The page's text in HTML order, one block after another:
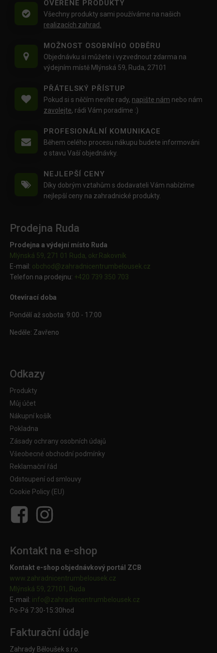
OVĚŘENÉ PRODUKTY
Všechny produkty sami používáme na našich
realizacích zahrad.
MOŽNOST OSOBNÍHO ODBĚRU
Objednávku si můžete i vyzvednout zdarma na
výdejním místě Mlýnská 59, Ruda, 27101
PŘÁTELSKÝ PŘÍSTUP
Pokud si s něčím nevíte rady, napište nám nebo nám
zavolejte, rádi Vám poradíme :)
PROFESIONÁLNÍ KOMUNIKACE
Během celého procesu nákupu budete informováni
o stavu Vaší objednávky.
NEJLEPŠÍ CENY
Díky dobrým vztahům s dodavateli Vám nabízíme
nejlepší ceny na zahradnické produkty.
Prodejna Ruda
Prodejna a výdejní místo Ruda
Mlýnská 59, 271 01 Ruda, okr.Rakovník
E-mail: obchod@zahradnicentrumbelousek.cz
Telefon na prodejnu: +420 739 350 703
Otevírací doba
Pondělí až sobota: 9:00 - 17:00
Neděle: Zavřeno
Odkazy
Produkty
Můj účet
Nákupní košík
Pokladna
Zásady ochrany osobních údajů
Všeobecné obchodní podmínky
Reklamační řád
Odstoupení od smlouvy
Cookie Policy (EU)
Kontakt na e-shop
Kontakt e-shop objednávkový portál ZCB
www.zahradnicentrumbelousek.cz
Mlýnská 59, 27101, Ruda
E-mail: info@zahradnicentrumbelousek.cz
Po-Pá 7:30-15:30hod
Fakturační údaje
Zahrady Běloušek s.r.o.